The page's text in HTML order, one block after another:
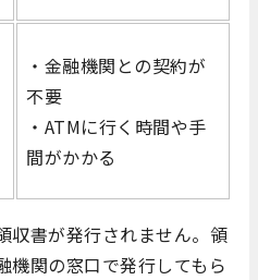
・金融機関との契約が
不要
・ATMに行く時間や手
間がかかる
収書が発行されません。領
機関の窓口で発行してもら